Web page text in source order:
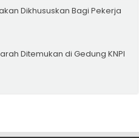
Dikhususkan Bagi Pekerja
Ditemukan di Gedung KNPI